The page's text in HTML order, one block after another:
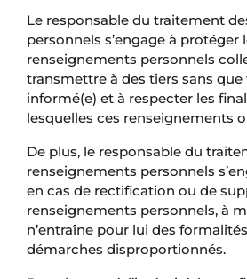
Le responsable du traitement
personnels s’engage à protéger
renseignements personnels
transmettre à des tiers sans que
informé(e) et à respecter les
lesquelles ces renseignements
De plus, le responsable du
renseignements personnels
en cas de rectification ou de
renseignements personnels, à
n’entraîne pour lui des
démarches disproportionnés.